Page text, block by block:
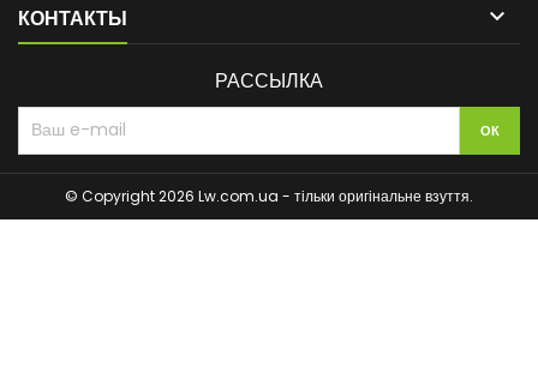
КОНТАКТЫ 
РАССЫЛКА
© Copyright 2026 Lw.com.ua - тільки оригінальне взуття.